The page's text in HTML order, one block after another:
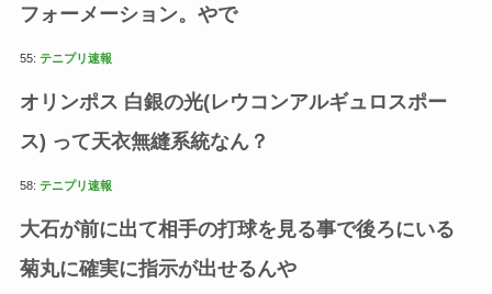
フォーメーション。やで
55: テニプリ速報
オリンポス 白銀の光(レウコンアルギュロスポー
ス) って天衣無縫系統なん？
58: テニプリ速報
大石が前に出て相手の打球を見る事で後ろにいる
菊丸に確実に指示が出せるんや